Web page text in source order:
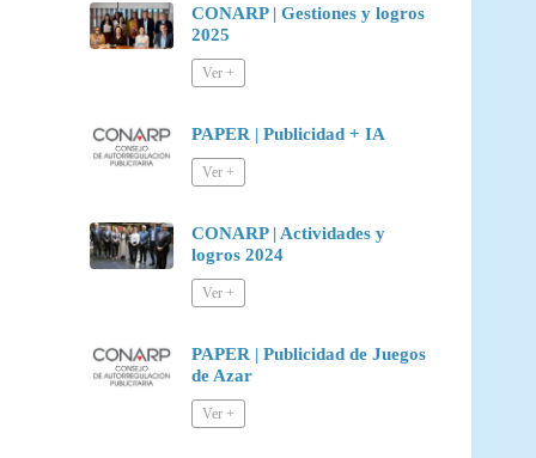
CONARP | Gestiones y logros
2025
PAPER | Publicidad + IA
CONARP | Actividades y
logros 2024
PAPER | Publicidad de Juegos
de Azar